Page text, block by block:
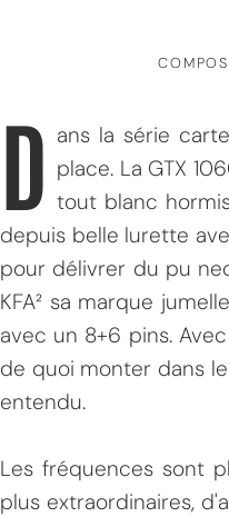
D ans la série
place. La GTX
tout blanc
depuis belle lurette
pour délivrer du pu
KFA² sa marque
avec un 8+6 pins.
de quoi monter dans
entendu.
Les fréquences sont
plus extraordinaires,